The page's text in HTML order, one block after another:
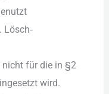
Lösch‑
n‬icht f‬ür d‬ie i‬n §2
wird.